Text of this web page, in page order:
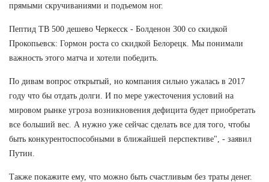
прямыми скручиваниями и подъемом ног.
Пептид TB 500 дешево Черкесск - Болденон 300 со скидкой
Прокопьевск: Гормон роста со скидкой Белорецк. Мы понимали
важность этого матча и хотели победить.
По дивам вопрос открытый, но компания сильно ужалась в 2017
году что бы отдать долги. И по мере ужесточения условий на
мировом рынке угроза возникновения дефицита будет приобретать
все больший вес. А нужно уже сейчас сделать все для того, чтобы
быть конкурентоспособными в ближайшей перспективе", - заявил
Путин.
Также покажите ему, что можно быть счастливым без траты денег.